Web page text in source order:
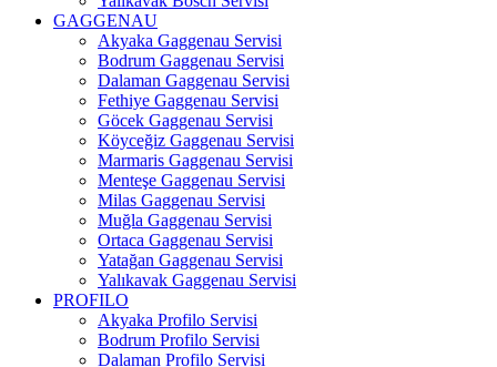
GAGGENAU
Akyaka Gaggenau Servisi
Bodrum Gaggenau Servisi
Dalaman Gaggenau Servisi
Fethiye Gaggenau Servisi
Göcek Gaggenau Servisi
Köyceğiz Gaggenau Servisi
Marmaris Gaggenau Servisi
Menteşe Gaggenau Servisi
Milas Gaggenau Servisi
Muğla Gaggenau Servisi
Ortaca Gaggenau Servisi
Yatağan Gaggenau Servisi
Yalıkavak Gaggenau Servisi
PROFILO
Akyaka Profilo Servisi
Bodrum Profilo Servisi
Dalaman Profilo Servisi